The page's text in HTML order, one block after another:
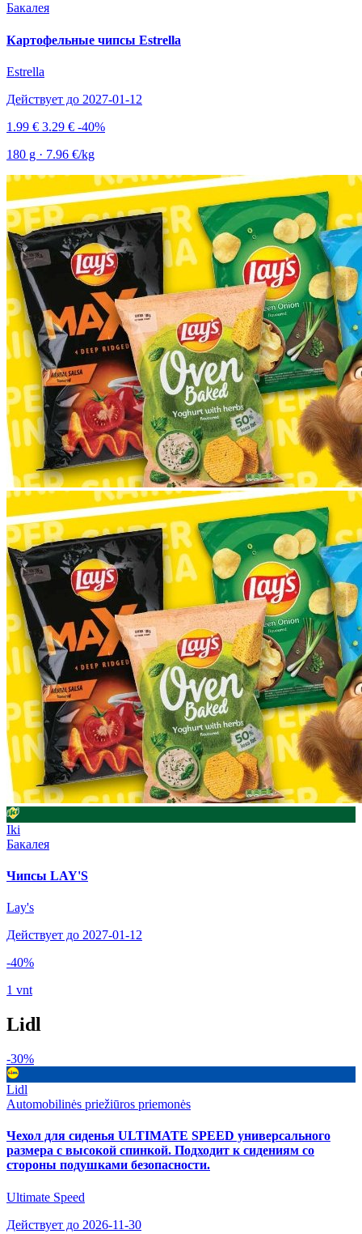
Бакалея
Картофельные чипсы Estrella
Estrella
Действует до 2027-01-12
1.99 € 3.29 € -40%
180 g · 7.96 €/kg
Iki
Бакалея
Чипсы LAY'S
Lay's
Действует до 2027-01-12
-40%
1 vnt
Lidl
-30%
Lidl
Automobilinės priežiūros priemonės
Чехол для сиденья ULTIMATE SPEED универсального
размера с высокой спинкой. Подходит к сидениям со
стороны подушками безопасности.
Ultimate Speed
Действует до 2026-11-30